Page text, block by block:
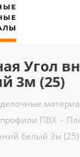
Угол
3м (25)
профили ПВХ -
белый 3м (25)